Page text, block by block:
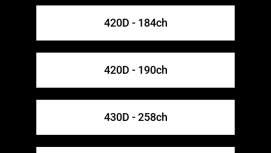
420D - 184ch
420D - 190ch
430D - 258ch